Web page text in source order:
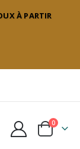
À PARTIR
0